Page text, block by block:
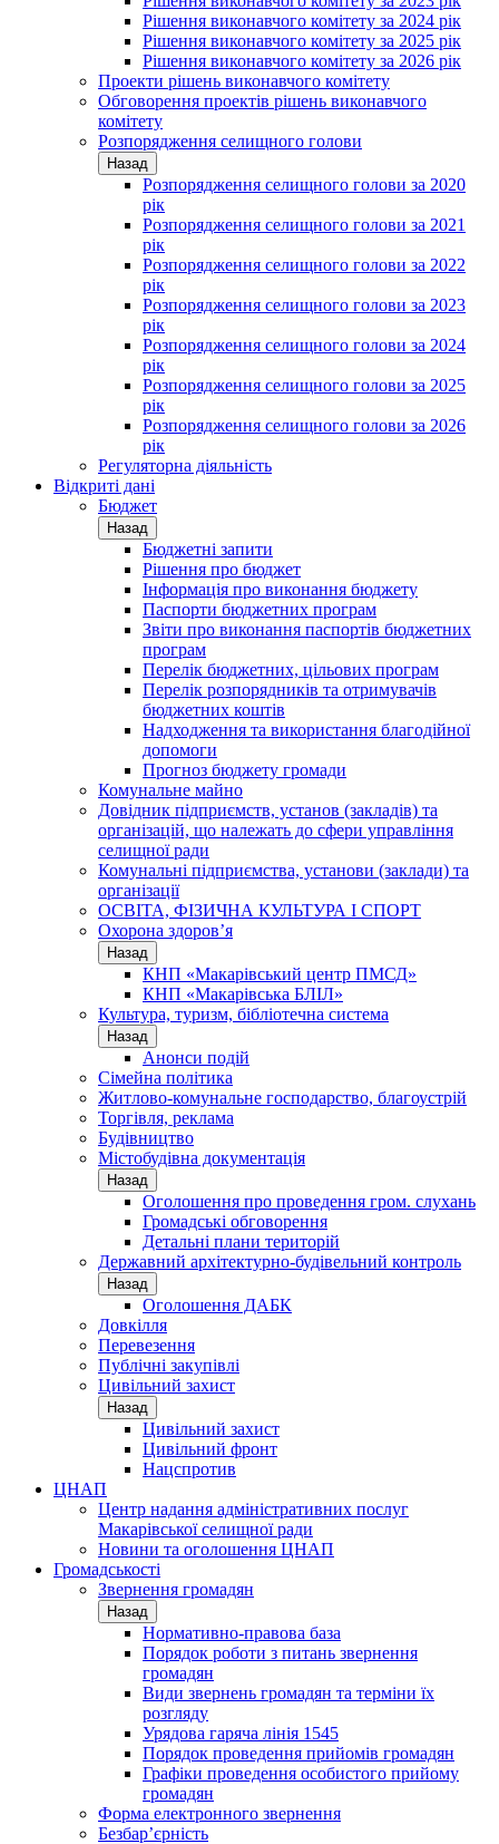
Рішення виконавчого комітету за 2024 рік
Рішення виконавчого комітету за 2025 рік
Рішення виконавчого комітету за 2026 рік
Проекти рішень виконавчого комітету
Обговорення проектів рішень виконавчого
комітету
Розпорядження селищного голови
Назад
Розпорядження селищного голови за 2020
рік
Розпорядження селищного голови за 2021
рік
Розпорядження селищного голови за 2022
рік
Розпорядження селищного голови за 2023
рік
Розпорядження селищного голови за 2024
рік
Розпорядження селищного голови за 2025
рік
Розпорядження селищного голови за 2026
рік
Регуляторна діяльність
Відкриті дані
Бюджет
Назад
Бюджетні запити
Рішення про бюджет
Інформація про виконання бюджету
Паспорти бюджетних програм
Звіти про виконання паспортів бюджетних
програм
Перелік бюджетних, цільових програм
Перелік розпорядників та отримувачів
бюджетних коштів
Надходження та використання благодійної
допомоги
Прогноз бюджету громади
Комунальне майно
Довідник підприємств, установ (закладів) та
організацій, що належать до сфери управління
селищної ради
Комунальні підприємства, установи (заклади) та
організації
ОСВІТА, ФІЗИЧНА КУЛЬТУРА І СПОРТ
Охорона здоров’я
Назад
КНП «Макарівський центр ПМСД»
КНП «Макарівська БЛІЛ»
Культура, туризм, бібліотечна система
Назад
Анонси подій
Сімейна політика
Житлово-комунальне господарство, благоустрій
Торгівля, реклама
Будівництво
Містобудівна документація
Назад
Оголошення про проведення гром. слухань
Громадські обговорення
Детальні плани територій
Державний архітектурно-будівельний контроль
Назад
Оголошення ДАБК
Довкілля
Перевезення
Публічні закупівлі
Цивільний захист
Назад
Цивільний захист
Цивільний фронт
Нацспротив
ЦНАП
Центр надання адміністративних послуг
Макарівської селищної ради
Новини та оголошення ЦНАП
Громадськості
Звернення громадян
Назад
Нормативно-правова база
Порядок роботи з питань звернення
громадян
Види звернень громадян та терміни їх
розгляду
Урядова гаряча лінія 1545
Порядок проведення прийомів громадян
Графіки проведення особистого прийому
громадян
Форма електронного звернення
Безбар’єрність